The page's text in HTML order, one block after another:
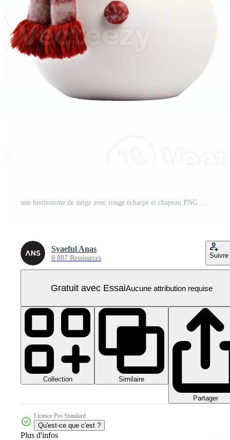
une bonhomme de neige avec rouge écharpe et chapeau PNG Pro
Syaeful Anas
8 887 Ressources Suivre
Gratuit avec EssaiAucune attribution requise
Collection Similaire
Partager
Licence Pro Standard
Qu'est-ce que c'est ?
Plus d'infos